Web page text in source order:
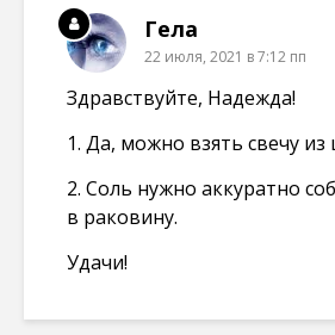
Гела
22 июля, 2021 в 7:12 пп
Здравствуйте, Надежда!
1. Да, можно взять свечу из
2. Соль нужно аккуратно
в раковину.
Удачи!